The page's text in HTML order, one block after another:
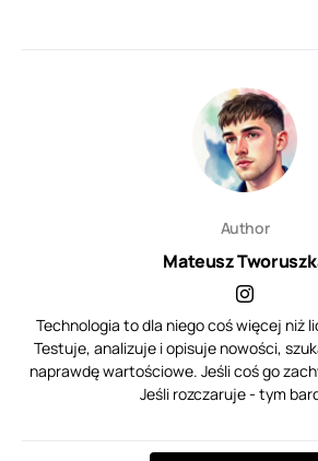
Author
Mateusz
Technologia to dla niego coś więcej niż
Testuje, analizuje i opisuje nowości,
naprawdę wartościowe. Jeśli coś go
Jeśli rozczaruje - tym